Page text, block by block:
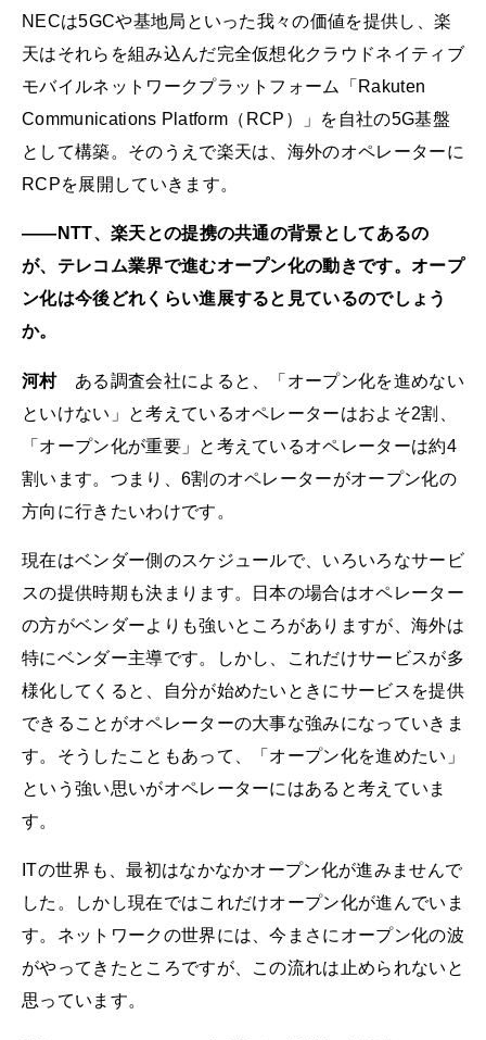
NECは5GCや基地局といった我々の価値を提供し、楽
天はそれらを組み込んだ完全仮想化クラウドネイティブ
モバイルネットワークプラットフォーム「Rakuten
Communications Platform（RCP）」を自社の5G基盤
として構築。そのうえで楽天は、海外のオペレーターに
RCPを展開していきます。
――NTT、楽天との提携の共通の背景としてあるの
が、テレコム業界で進むオープン化の動きです。オープ
ン化は今後どれくらい進展すると見ているのでしょう
か。
河村ある調査会社によると、「オープン化を進めない
といけない」と考えているオペレーターはおよそ2割、
「オープン化が重要」と考えているオペレーターは約4
割います。つまり、6割のオペレーターがオープン化の
方向に行きたいわけです。
現在はベンダー側のスケジュールで、いろいろなサービ
スの提供時期も決まります。日本の場合はオペレーター
の方がベンダーよりも強いところがありますが、海外は
特にベンダー主導です。しかし、これだけサービスが多
様化してくると、自分が始めたいときにサービスを提供
できることがオペレーターの大事な強みになっていきま
す。そうしたこともあって、「オープン化を進めたい」
という強い思いがオペレーターにはあると考えていま
す。
ITの世界も、最初はなかなかオープン化が進みませんで
した。しかし現在ではこれだけオープン化が進んでいま
す。ネットワークの世界には、今まさにオープン化の波
がやってきたところですが、この流れは止められないと
思っています。